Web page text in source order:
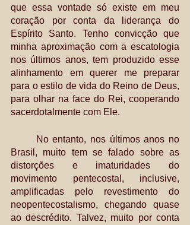
que essa vontade só existe em meu
coração por conta da liderança do
Espírito Santo. Tenho convicção que
minha aproximação com a escatologia
nos últimos anos, tem produzido esse
alinhamento em querer me preparar
para o estilo de vida do Reino de Deus,
para olhar na face do Rei, cooperando
sacerdotalmente com Ele.
Brasil, muito tem se falado sobre as
distorções e imaturidades do
movimento pentecostal, inclusive,
amplificadas pelo revestimento do
neopentecostalismo, chegando quase
ao descrédito. Talvez, muito por conta